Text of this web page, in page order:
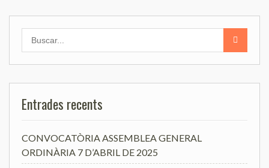
Entrades recents
CONVOCATÒRIA ASSEMBLEA GENERAL
ORDINÀRIA 7 D’ABRIL DE 2025